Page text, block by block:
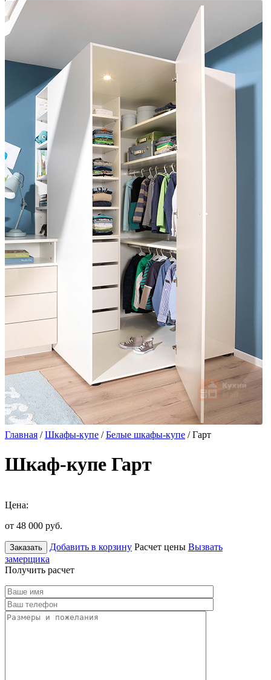
Главная /Шкафы-купе /Белые шкафы-купе / Гарт
Шкаф-купе Гарт
Цена:
от 48 000 руб.
Заказать Добавить в корзину Расчет цены Вызвать
замерщика
Получить расчет